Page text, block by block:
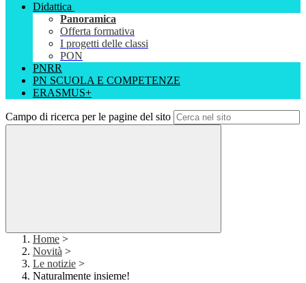
Didattica
Panoramica
Offerta formativa
I progetti delle classi
PON
PNRR
PN SCUOLA E COMPETENZE
ERASMUS+
Campo di ricerca per le pagine del sito
Home >
Novità >
Le notizie >
Naturalmente insieme!